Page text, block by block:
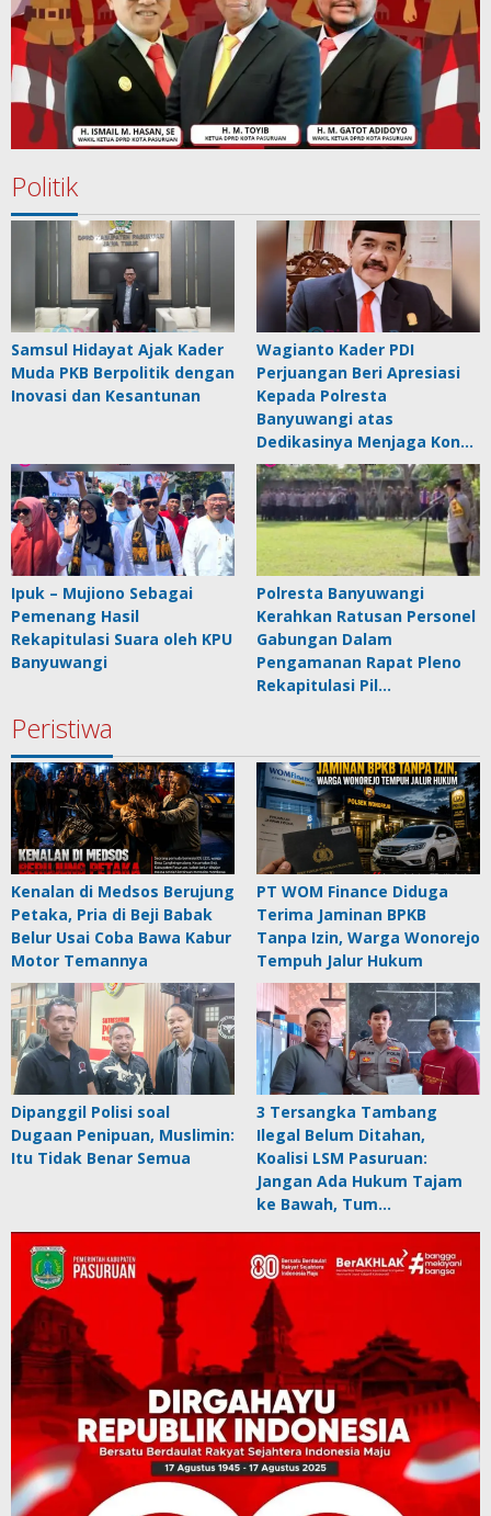
Politik
Samsul Hidayat Ajak Kader
Muda PKB Berpolitik dengan
Inovasi dan Kesantunan
Wagianto Kader PDI
Perjuangan Beri Apresiasi
Kepada Polresta
Banyuwangi atas
Dedikasinya Menjaga Kon…
Ipuk – Mujiono Sebagai
Pemenang Hasil
Rekapitulasi Suara oleh KPU
Banyuwangi
Polresta Banyuwangi
Kerahkan Ratusan Personel
Gabungan Dalam
Pengamanan Rapat Pleno
Rekapitulasi Pil…
Peristiwa
Kenalan di Medsos Berujung
Petaka, Pria di Beji Babak
Belur Usai Coba Bawa Kabur
Motor Temannya
PT WOM Finance Diduga
Terima Jaminan BPKB
Tanpa Izin, Warga Wonorejo
Tempuh Jalur Hukum
Dipanggil Polisi soal
Dugaan Penipuan, Muslimin:
Itu Tidak Benar Semua
3 Tersangka Tambang
Ilegal Belum Ditahan,
Koalisi LSM Pasuruan:
Jangan Ada Hukum Tajam
ke Bawah, Tum…